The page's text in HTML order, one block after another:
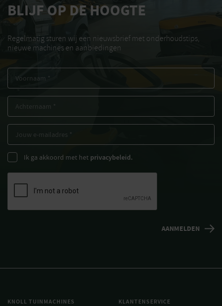
BLIJF OP DE HOOGTE
Regelmatig sturen wij een nieuwsbrief met onderhoudstips,
nieuwe machines en aanbiedingen
Ik ga akkoord met het privacybeleid.
KNOLL TUINMACHINES KLANTENSERVICE